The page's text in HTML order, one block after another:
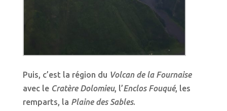
Puis, c’est la région du Volcan de la Fournaise
avec le Cratère Dolomieu, l’Enclos Fouqué, les
remparts, la Plaine des Sables.